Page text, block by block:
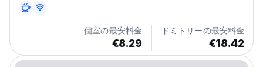
個室の最安料金
€8.29
ドミトリーの最安料金
€18.42